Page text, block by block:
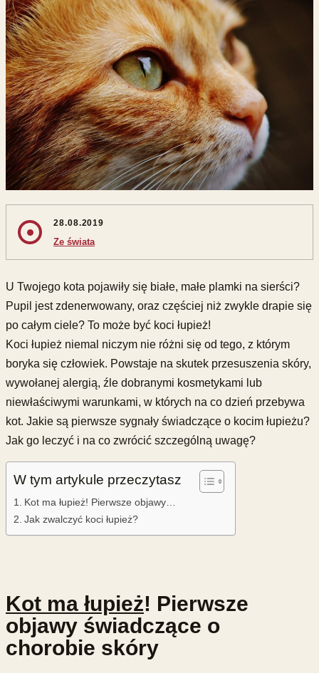
28.08.2019
Ze świata
U Twojego kota pojawiły się białe, małe plamki na sierści?
Pupil jest zdenerwowany, oraz częściej niż zwykle drapie się
po całym ciele? To może być koci łupież!
Koci łupież niemal niczym nie różni się od tego, z którym
boryka się człowiek. Powstaje na skutek przesuszenia skóry,
wywołanej alergią, źle dobranymi kosmetykami lub
niewłaściwymi warunkami, w których na co dzień przebywa
kot. Jakie są pierwsze sygnały świadczące o kocim łupieżu?
Jak go leczyć i na co zwrócić szczególną uwagę?
W tym artykule przeczytasz
Kot ma łupież! Pierwsze objawy…
Jak zwalczyć koci łupież?
Kot ma łupież! Pierwsze
objawy świadczące o
chorobie skóry